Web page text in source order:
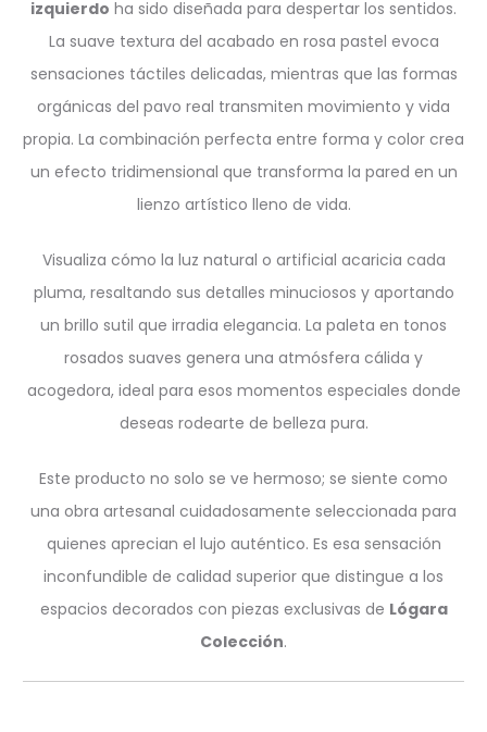
izquierdo ha sido diseñada para despertar los sentidos.
La suave textura del acabado en rosa pastel evoca
sensaciones táctiles delicadas, mientras que las formas
orgánicas del pavo real transmiten movimiento y vida
propia. La combinación perfecta entre forma y color crea
un efecto tridimensional que transforma la pared en un
lienzo artístico lleno de vida.
Visualiza cómo la luz natural o artificial acaricia cada
pluma, resaltando sus detalles minuciosos y aportando
un brillo sutil que irradia elegancia. La paleta en tonos
rosados suaves genera una atmósfera cálida y
acogedora, ideal para esos momentos especiales donde
deseas rodearte de belleza pura.
Este producto no solo se ve hermoso; se siente como
una obra artesanal cuidadosamente seleccionada para
quienes aprecian el lujo auténtico. Es esa sensación
inconfundible de calidad superior que distingue a los
espacios decorados con piezas exclusivas de Lógara
Colección.